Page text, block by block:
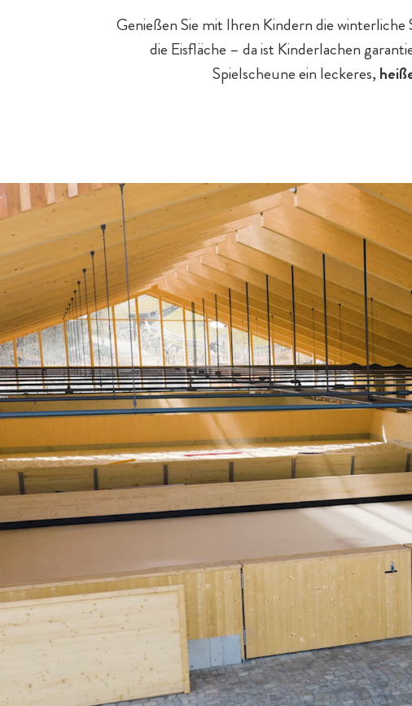
Genießen Sie mit Ihren Kindern die
die Eisfläche – da ist Kinderlachen
Spielscheune ein leckeres,
Outdoor-Sport & Tennis
Spa für Mama & Papa
Fitness & Yoga